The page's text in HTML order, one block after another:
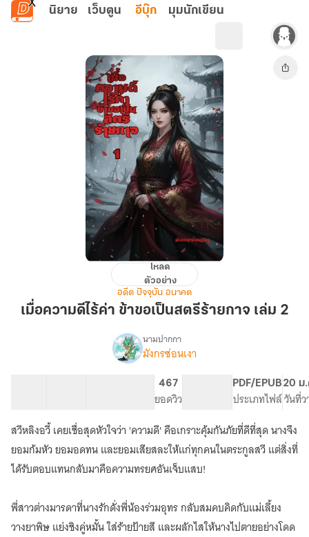
ข้ามไปยังเนื้อหาหลัก
นิยาย เว็บตูน อีบุ๊ก มุมนักเขียน
ดี
เล่ม
2
โหลด
ตัวอย่าง
อดีต ปัจจุบัน อนาคต
เมื่อความดีไร้ค่า ข้าขอเป็นสตรีร้ายกาจ เล่ม 2
เรื่อง
ความ
ดี
ไร้
ค่า
ข้า
ขอ
เป็น
สตรี
นามปากกา
มังกรซ่อนเงา
467
ยอดวิว
PDF/EPUB
ประเภทไฟล์
20 ม
วันที่ว
สวีหลิงอวี้ เคยเชื่อสุดหัวใจว่า 'ความดี' คือเกราะคุ้มกันภัยที่ดีที่สุด นางจึง
ยอมก้มหัว ยอมอดทน และยอมเสียสละให้แก่ทุกคนในตระกูลสวี แต่สิ่งที่
ได้รับตอบแทนกลับมาคือความทรยศอันเจ็บแสบ!
พี่สาวต่างมารดาที่นางรักดั่งพี่น้องร่วมอุทร กลับสมคบคิดกับแม่เลี้ยง
วางยาพิษ แย่งชิงคู่หมั้น ใส่ร้ายป้ายสี และผลักไสให้นางไปตายอย่างโดด